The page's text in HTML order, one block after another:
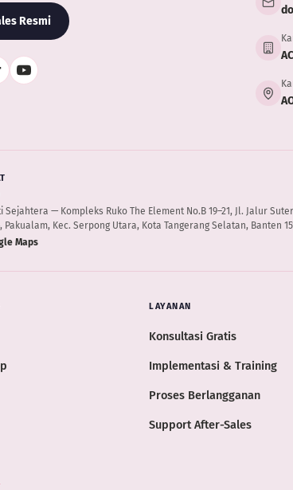
Resmi
Sejahtera — Kompleks Ruko The Element No.B 19–21, Jl. Jalur
Pakualam, Kec. Serpong Utara, Kota Tangerang Selatan, Banten
Maps
LAYANAN
Konsultasi Gratis
Implementasi & Training
Proses Berlangganan
Support After-Sales